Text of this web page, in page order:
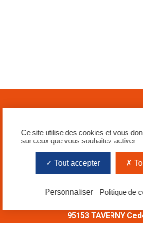
SIA TAVERNY
95153 TAVERNY
Ce site utilise des cookies et vous
sur ceux que vous souhaitez activer
Tout accepter
Personnaliser Politique de